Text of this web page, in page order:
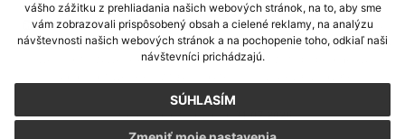
vášho zážitku z prehliadania našich webových stránok, na to, aby sme
vám zobrazovali prispôsobený obsah a cielené reklamy, na analýzu
návštevnosti našich webových stránok a na pochopenie toho, odkiaľ naši
návštevníci prichádzajú.
SÚHLASÍM
využite možnosť získavania aktuálnych informácií s využitím RSS
CMS systém (redakčný) systém ECHELON 2,Mapa stránok,web portál
webex.digital, s.r.o.,domény,registrácia domény
Posledná aktualizácia:31.07.2026